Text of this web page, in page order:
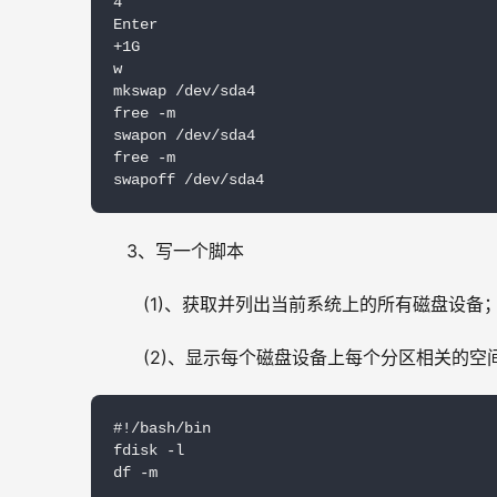
Enter
+1G
w
mkswap /dev/sda4
free -m
swapon /dev/sda4
free -m
swapoff /dev/sda4
3、写一个脚本
(1)、获取并列出当前系统上的所有磁盘设备；
(2)、显示每个磁盘设备上每个分区相关的空
#!/bash/bin
fdisk -l
df -m